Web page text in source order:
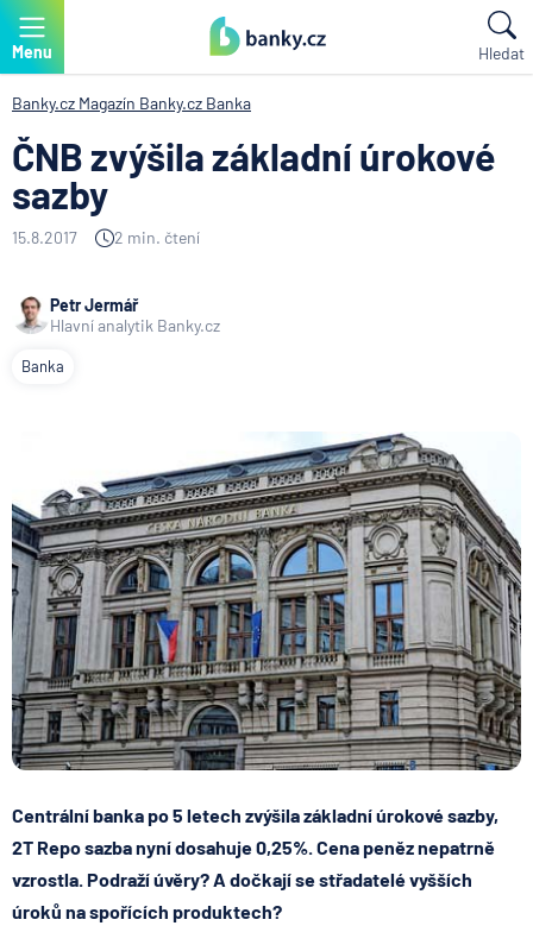
Menu Hledat
Banky.cz Magazín Banky.cz Banka
ČNB zvýšila základní úrokové
sazby
15.8.2017 2 min. čtení
Petr Jermář
Hlavní analytik Banky.cz
Banka
Centrální banka po 5 letech zvýšila základní úrokové sazby,
2T Repo sazba nyní dosahuje 0,25%. Cena peněz nepatrně
vzrostla. Podraží úvěry? A dočkají se střadatelé vyšších
úroků na spořících produktech?